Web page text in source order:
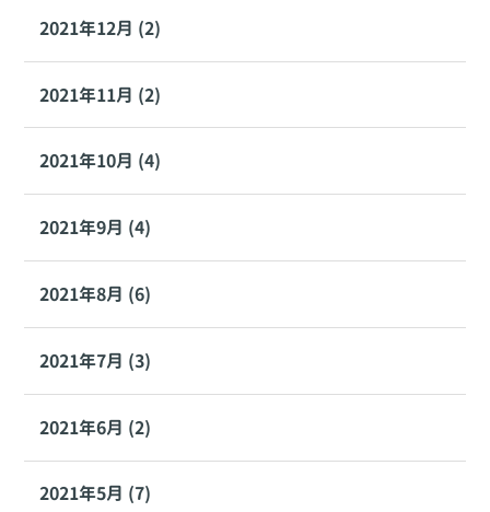
2021年12月 (2)
2021年11月 (2)
2021年10月 (4)
2021年9月 (4)
2021年8月 (6)
2021年7月 (3)
2021年6月 (2)
2021年5月 (7)